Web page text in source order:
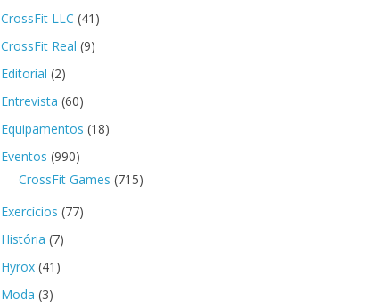
CrossFit LLC (41)
CrossFit Real (9)
Editorial (2)
Entrevista (60)
Equipamentos (18)
Eventos (990)
CrossFit Games (715)
Exercícios (77)
História (7)
Hyrox (41)
Moda (3)